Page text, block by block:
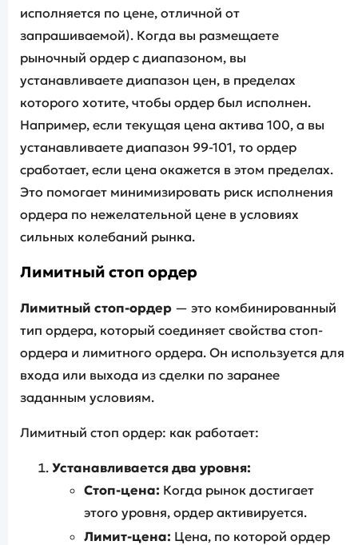
исполняется по цене, отличной от
запрашиваемой). Когда вы размещаете
рыночный ордер с диапазоном, вы
устанавливаете диапазон цен, в пределах
которого хотите, чтобы ордер был исполнен.
Например, если текущая цена актива 100, а вы
устанавливаете диапазон 99-101, то ордер
сработает, если цена окажется в этом пределах.
Это помогает минимизировать риск исполнения
ордера по нежелательной цене в условиях
сильных колебаний рынка.
Лимитный стоп ордер
Лимитный стоп-ордер — это комбинированный
тип ордера, который соединяет свойства стоп-
ордера и лимитного ордера. Он используется для
входа или выхода из сделки по заранее
заданным условиям.
Лимитный стоп ордер: как работает:
Устанавливается два уровня:
Стоп-цена: Когда рынок достигает
этого уровня, ордер активируется.
Лимит-цена: Цена, по которой ордер